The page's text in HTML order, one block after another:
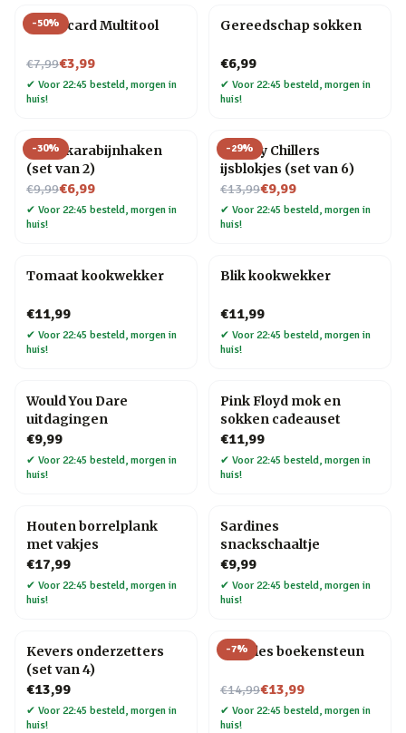
-50%
Creditcard Multitool
€7,99
Nu voor€3,99
✔ Voor 22:45 besteld, morgen in
huis!
Gereedschap sokken
€6,99
✔ Voor 22:45 besteld, morgen in
huis!
-30%
Hond karabijnhaken
(set van 2)
€9,99
Nu voor€6,99
✔ Voor 22:45 besteld, morgen in
huis!
-29%
Whisky Chillers
ijsblokjes (set van 6)
€13,99
Nu voor€9,99
✔ Voor 22:45 besteld, morgen in
huis!
Tomaat kookwekker
€11,99
✔ Voor 22:45 besteld, morgen in
huis!
Blik kookwekker
€11,99
✔ Voor 22:45 besteld, morgen in
huis!
Would You Dare
uitdagingen
€9,99
✔ Voor 22:45 besteld, morgen in
huis!
Pink Floyd mok en
sokken cadeauset
€11,99
✔ Voor 22:45 besteld, morgen in
huis!
Houten borrelplank
met vakjes
€17,99
✔ Voor 22:45 besteld, morgen in
huis!
Sardines
snackschaaltje
€9,99
✔ Voor 22:45 besteld, morgen in
huis!
Kevers onderzetters
(set van 4)
€13,99
✔ Voor 22:45 besteld, morgen in
huis!
-7%
Noodles boekensteun
€14,99
Nu voor€13,99
✔ Voor 22:45 besteld, morgen in
huis!